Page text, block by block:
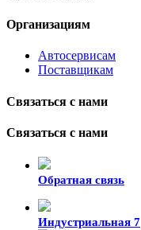
Организациям
Автосервисам
Поставщикам
Связаться с нами
Связаться с нами
Обратная связь
Индустриальная 7